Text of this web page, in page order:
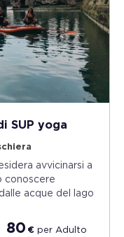
SUP yoga
avvicinarsi a
conoscere
acque del lago
80 € per Adulto